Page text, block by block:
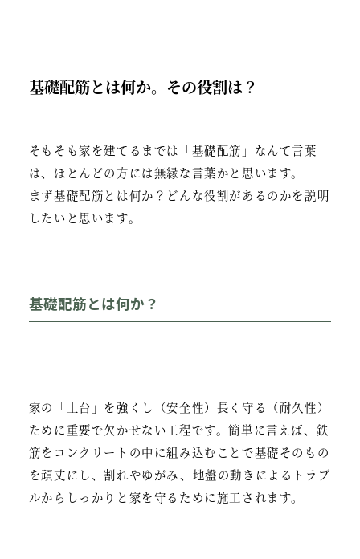
基礎配筋とは何か。その役割は？
そもそも家を建てるまでは「基礎配筋」なんて言葉
は、ほとんどの方には無縁な言葉かと思います。
まず基礎配筋とは何か？どんな役割があるのかを説明
したいと思います。
基礎配筋とは何か？
家の「土台」を強くし（安全性）長く守る（耐久性）
ために重要で欠かせない工程です。簡単に言えば、鉄
筋をコンクリートの中に組み込むことで基礎そのもの
を頑丈にし、割れやゆがみ、地盤の動きによるトラブ
ルからしっかりと家を守るために施工されます。